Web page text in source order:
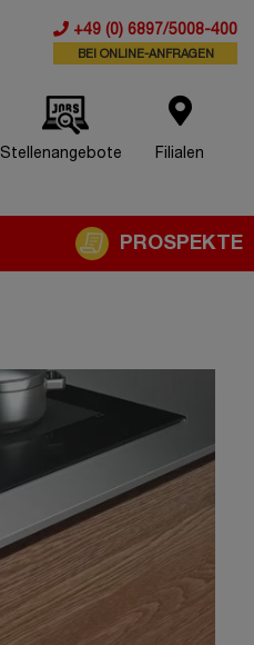
+49 (0) 6897/5008-400
BEI ONLINE-ANFRAGEN
Stellenangebote Filialen
PROSPEKTE